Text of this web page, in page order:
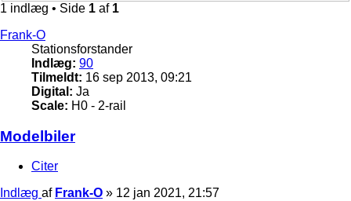
1 indlæg • Side 1 af 1
Frank-O
Stationsforstander
Indlæg: 90
Tilmeldt: 16 sep 2013, 09:21
Digital: Ja
Scale: H0 - 2-rail
Modelbiler
Citer
Indlæg af Frank-O » 12 jan 2021, 21:57